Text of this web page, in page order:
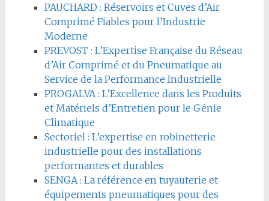
PAUCHARD : Réservoirs et Cuves d’Air
Comprimé Fiables pour l’Industrie
Moderne
PREVOST : L’Expertise Française du Réseau
d’Air Comprimé et du Pneumatique au
Service de la Performance Industrielle
PROGALVA : L’Excellence dans les Produits
et Matériels d’Entretien pour le Génie
Climatique
Sectoriel : L’expertise en robinetterie
industrielle pour des installations
performantes et durables
SENGA : La référence en tuyauterie et
équipements pneumatiques pour des